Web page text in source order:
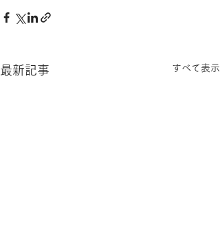
最新記事 すべて表示